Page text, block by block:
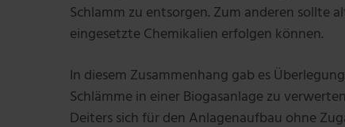
Schlamm zu entsorgen. Zum anderen sollte
eingesetzte Chemikalien erfolgen können.
In diesem Zusammenhang gab es
Schlämme in einer Biogasanlage zu
Deiters sich für den Anlagenaufbau ohne